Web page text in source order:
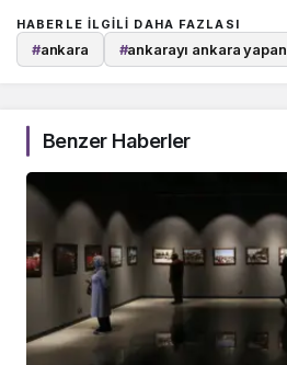
HABERLE ILGILI DAHA FAZLASI
#ankara #ankarayı ankara yapan
Benzer Haberler